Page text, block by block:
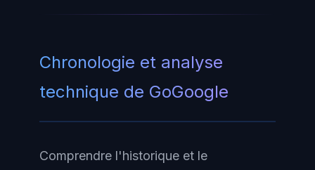
Chronologie et analyse
technique de GoGoogle
Comprendre l'historique et le